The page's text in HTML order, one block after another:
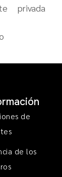
privada
de
de los